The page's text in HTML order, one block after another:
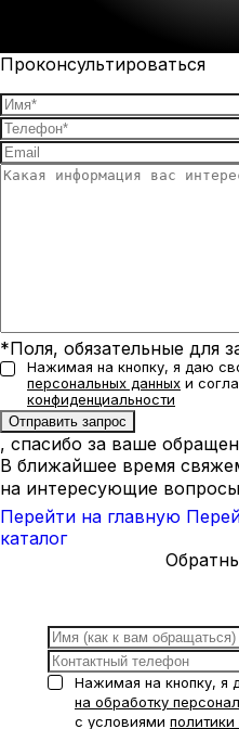
Проконсультироваться
*Поля, обязательные для
Нажимая на кнопку, я даю
персональных данных и
конфиденциальности
, спасибо за ваше
В ближайшее время
на интересующие
Перейти на главную
каталог
Нажимая на кнопку, я
на обработку
с условиями